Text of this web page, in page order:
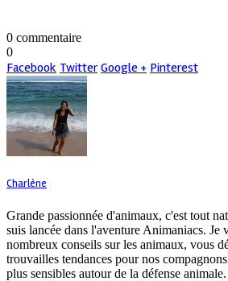
0 commentaire
0
Facebook Twitter Google + Pinterest
Charlène
Grande passionnée d'animaux, c'est tout
suis lancée dans l'aventure Animaniacs. Je
nombreux conseils sur les animaux, vous
trouvailles tendances pour nos
plus sensibles autour de la défense animale.